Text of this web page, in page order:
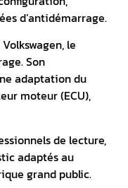
d’antidémarrage.
le
Son
adaptation du
moteur (ECU),
de lecture,
adaptés au
grand public.